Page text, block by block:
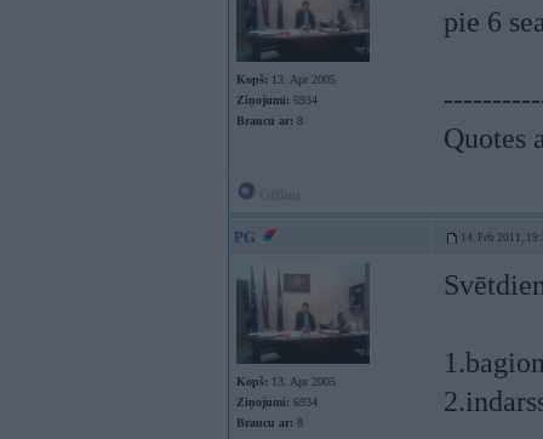
Kopš: 13. Apr 2005
Ziņojumi: 6934
Braucu ar: 8
pie 6
Quotes
PG 14. Feb 2011,
Kopš: 13. Apr 2005
Ziņojumi: 6934
Braucu ar: 8